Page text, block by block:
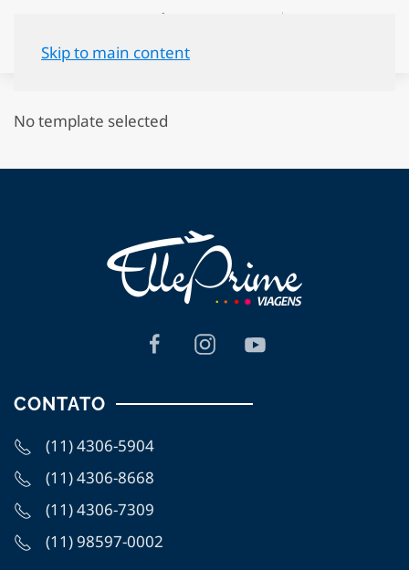
Skip to main content
No template selected
CONTATO
(11) 4306-5904
(11) 4306-8668
(11) 4306-7309
(11)98597-0002